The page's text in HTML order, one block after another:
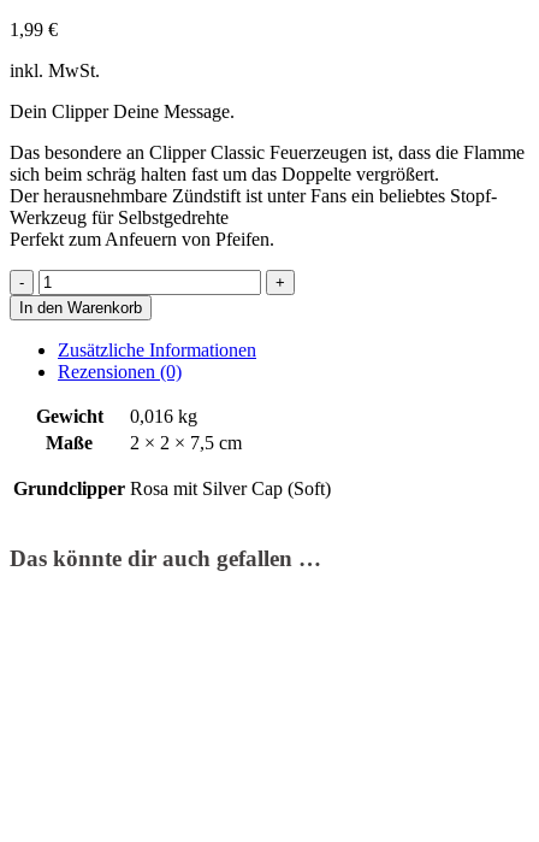
1,99 €
inkl. MwSt.
Dein Clipper Deine Message.
Das besondere an Clipper Classic Feuerzeugen ist, dass die Flamme
sich beim schräg halten fast um das Doppelte vergrößert.
Der herausnehmbare Zündstift ist unter Fans ein beliebtes Stopf-
Werkzeug für Selbstgedrehte
Perfekt zum Anfeuern von Pfeifen.
She
wants
it
like
this
Menge
In den Warenkorb
Zusätzliche Informationen
Rezensionen (0)
Gewicht
0,016 kg
Maße
2 × 2 × 7,5 cm
Grundclipper Rosa mit Silver Cap (Soft)
Das könnte dir auch gefallen …